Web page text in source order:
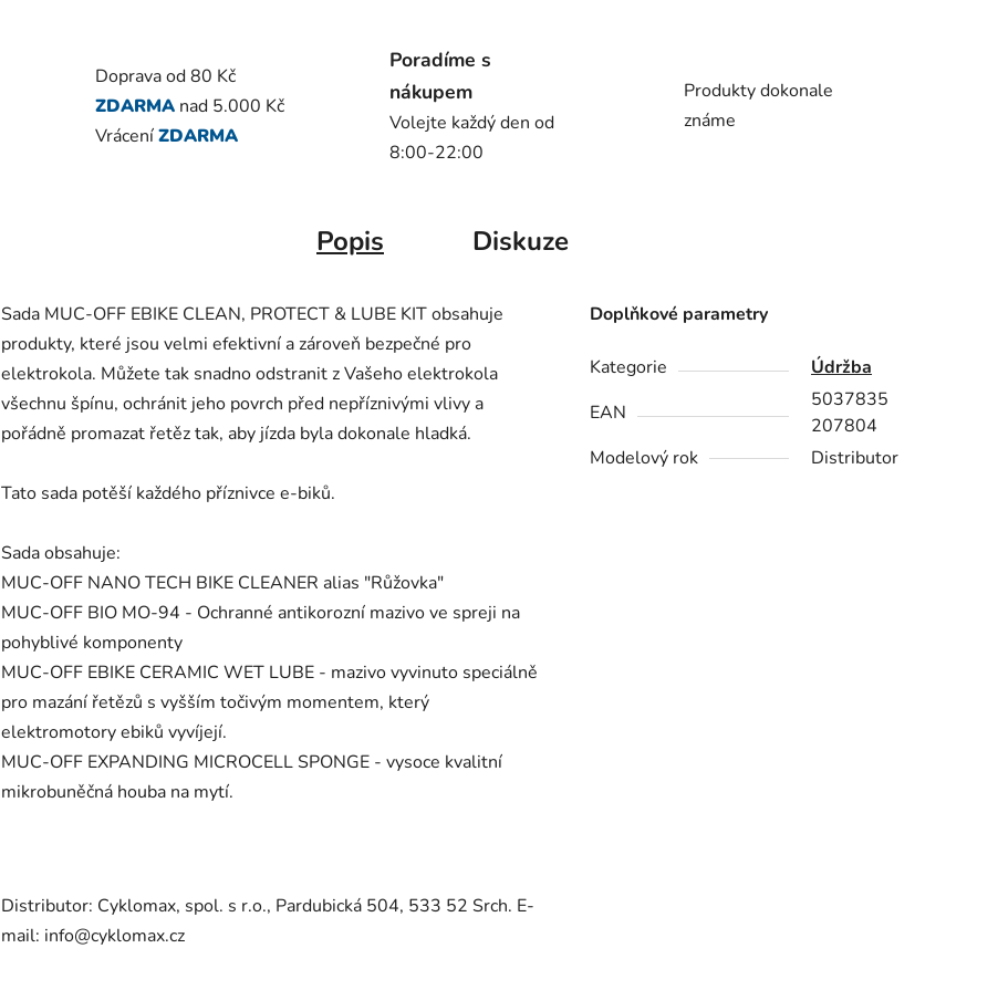
Doprava od 80 Kč
ZDARMA nad 5.000 Kč
VráceníZDARMA
Poradíme s
nákupem
Volejte každý den od
8:00-22:00
Produkty dokonale
známe
Popis Diskuze
Sada MUC-OFF EBIKE CLEAN, PROTECT & LUBE KIT obsahuje
produkty, které jsou velmi efektivní a zároveň bezpečné pro
elektrokola. Můžete tak snadno odstranit z Vašeho elektrokola
všechnu špínu, ochránit jeho povrch před nepříznivými vlivy a
pořádně promazat řetěz tak, aby jízda byla dokonale hladká.
Tato sada potěší každého příznivce e-biků.
Sada obsahuje:
MUC-OFF NANO TECH BIKE CLEANER alias "Růžovka"
MUC-OFF BIO MO-94 - Ochranné antikorozní mazivo ve spreji na
pohyblivé komponenty
MUC-OFF EBIKE CERAMIC WET LUBE - mazivo vyvinuto speciálně
pro mazání řetězů s vyšším točivým momentem, který
elektromotory ebiků vyvíjejí.
MUC-OFF EXPANDING MICROCELL SPONGE - vysoce kvalitní
mikrobuněčná houba na mytí.
Distributor: Cyklomax, spol. s r.o., Pardubická 504, 533 52 Srch. E-
mail: info@cyklomax.cz
Doplňkové parametry
Kategorie
Údržba
EAN
5037835
207804
Modelový rok
Distributor